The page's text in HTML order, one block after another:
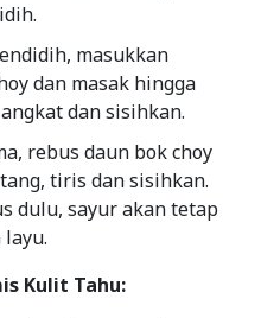
masukkan
dan masak hingga
dan sisihkan.
rebus daun bok choy
tiris dan sisihkan.
dulu, sayur akan tetap
Kulit Tahu: